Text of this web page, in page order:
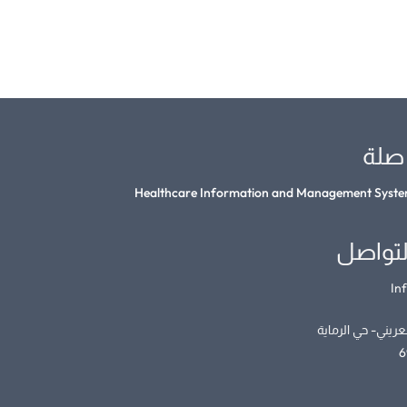
صلة
Healthcare Information and Management